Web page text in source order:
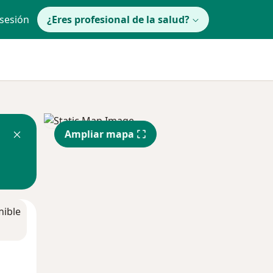
¿Eres profesional de la salud?
Ampliar mapa